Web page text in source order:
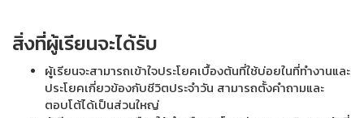
สิ่งที่ผู้เรียนจะได้รับ
ผู้เรียนจะสามารถเข้าใจประโยคเบื้องต้นที่ใช้บ่อยในที่ทำงานและ
ประโยคเกี่ยวข้องกับชีวิตประจำวัน สามารถตั้งคำถามและ
ตอบโต้ได้เป็นส่วนใหญ่